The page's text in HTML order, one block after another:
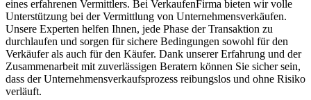
eines erfahrenen Vermittlers. Bei VerkaufenFirma bieten wir volle
Unterstützung bei der Vermittlung von Unternehmensverkäufen.
Unsere Experten helfen Ihnen, jede Phase der Transaktion zu
durchlaufen und sorgen für sichere Bedingungen sowohl für den
Verkäufer als auch für den Käufer. Dank unserer Erfahrung und der
Zusammenarbeit mit zuverlässigen Beratern können Sie sicher sein,
dass der Unternehmensverkaufsprozess reibungslos und ohne Risiko
verläuft.